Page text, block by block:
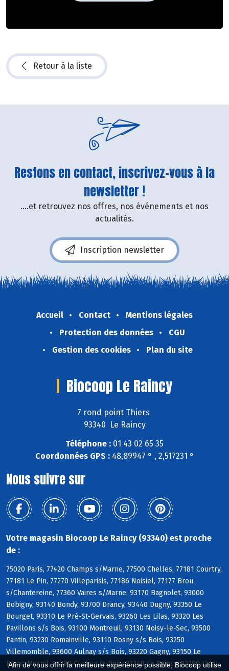
Afin de vous offrir la meilleure expérience possible, Biocoop utilise
Retour à la liste
Restons en contact, inscrivez-vous à la
newsletter !
....et retrouvez nos offres, nos événements et nos
actualités.
Inscription newsletter
Accueil Contact
Mentions légales
Protection des données
CGU
Gestion des cookies
Plan du site
Biocoop Le Raincy
7 rond point Thiers
93340 Le Raincy
Téléphone : 01 43 02 65 35
Coordonnées GPS :48,89947 ° , 2,517231 °
Nous suivre sur
Votre magasin Biocoop Le Raincy (93340) est proche
de :
75020 Paris, 77420 Champs s/Marne, 77500 Chelles, 77181 Courtry,
77181 Le Pin, 77270 Villeparisis, 77186 Noisiel, 77177 Brou
s/Chantereine, 77360 Vaires s/Marne, 93170 Bagnolet, 93000
Bobigny, 93140 Bondy, 93700 Drancy, 93440 Dugny, 93350 Le
Bourget, 93310 Le Pré-St-Gervais, 93260 Les Lilas, 93320 Les
Pavillons s/s Bois, 93100 Montreuil, 93130 Noisy-le-Sec, 93500
Pantin, 93230 Romainville, 93110 Rosny s/s Bois, 93250
Villemomble, 93600 Aulnay s/s Bois, 93220 Gagny, 93150 Le
Blanc-Mesnil, 93390 Clichy s/s Bois, 93340 Le Raincy, 93190 Livry-